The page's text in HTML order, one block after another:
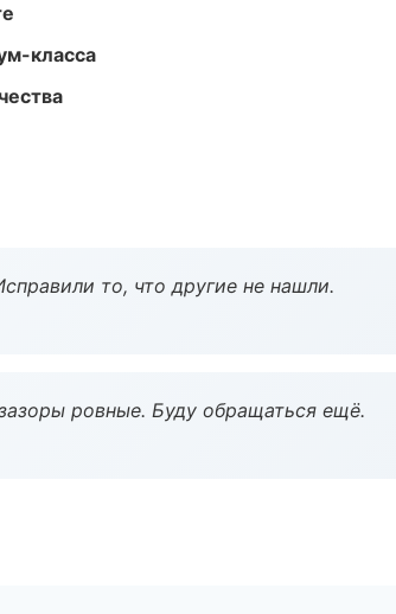
класса
то, что другие не нашли.
ровные. Буду обращаться ещё.